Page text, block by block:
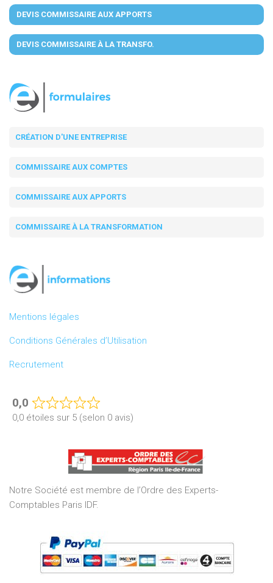
DEVIS COMMISSAIRE AUX APPORTS
DEVIS COMMISSAIRE À LA TRANSFO.
CRÉATION D'UNE ENTREPRISE
COMMISSAIRE AUX COMPTES
COMMISSAIRE AUX APPORTS
COMMISSAIRE À LA TRANSFORMATION
Mentions légales
Conditions Générales d’Utilisation
Recrutement
0,0
Rated
0,0
of
5
0,0 étoiles sur 5 (selon 0 avis)
Notre Société est membre de l’Ordre des Experts-
Comptables Paris IDF.